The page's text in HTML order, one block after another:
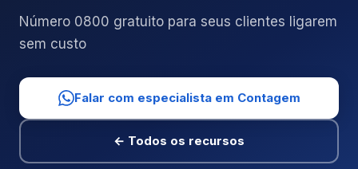
Número 0800 gratuito para seus clientes ligarem
sem custo
Falar com especialista em Contagem
← Todos os recursos